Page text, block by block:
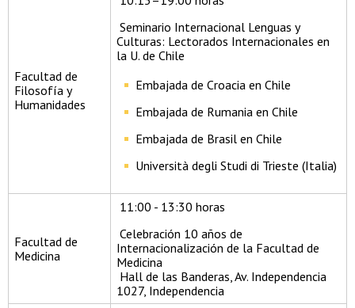
Facultad de
Filosofía y
Humanidades
Seminario Internacional Lenguas y
Culturas: Lectorados Internacionales en
la U. de Chile
Embajada de Croacia en Chile
Embajada de Rumania en Chile
Embajada de Brasil en Chile
Università degli Studi di Trieste (Italia)
Facultad de
Medicina
11:00 - 13:30 horas
Celebración 10 años de
Internacionalización de la Facultad de
Medicina
Hall de las Banderas, Av. Independencia
1027, Independencia